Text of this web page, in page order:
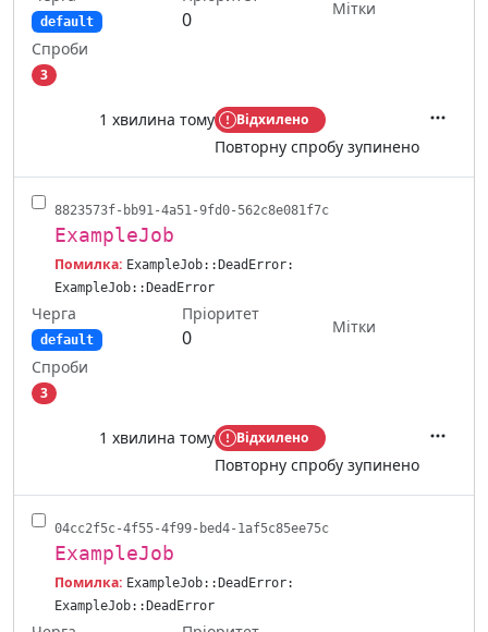
default 0
Мітки
Спроби
3
1 хвилина тому Відхилено
Повторну спробу зупинено
8823573f-bb91-4a51-9fd0-562c8e081f7c
ExampleJob
Помилка: ExampleJob::DeadError:
ExampleJob::DeadError
Черга
default
Пріоритет
0
Мітки
Спроби
3
1 хвилина тому Відхилено
Повторну спробу зупинено
04cc2f5c-4f55-4f99-bed4-1af5c85ee75c
ExampleJob
Помилка: ExampleJob::DeadError:
ExampleJob::DeadError